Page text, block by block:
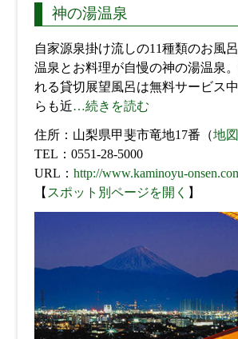
神の湯温泉
自家源泉掛け流しの11種類のお風
温泉とお料理が自慢の神の湯温泉
れる貸切展望風呂は無料サービス
らも近…続きを読む
住所：山梨県甲斐市竜地17番（地図
TEL：0551-28-5000
URL： http://www.kaminoyu-
【 スポット別ページを開く 】